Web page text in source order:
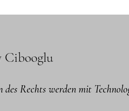
Cibooglu
des Rechts werden mit